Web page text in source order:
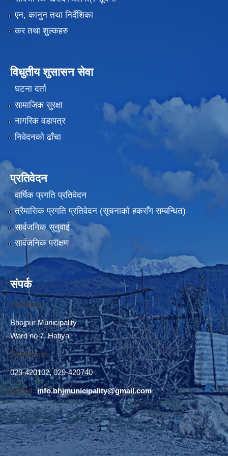
एन, कानुन तथा निर्देशिका
कर तथा शुल्कहरु
विधुतीय शुसासन सेवा
घटना दर्ता
सामाजिक सुरक्षा
नागरिक वडापत्र
निवेदनको ढाँचा
प्रतिवेदन
वार्षिक प्रगति प्रतिवेदन
त्रैमासिक प्रगति प्रतिवेदन (सूचनाकाे हकसँग सम्बन्धित)
सार्वजनिक सुनुवाई
सार्वजनिक परीक्षण
संपर्क
Address:
Bhojpur Municipality
Ward no 7, Hatiya
Telephone:
029-420102,029-420740
E-mail:info.bhjmunicipality@gmail.com